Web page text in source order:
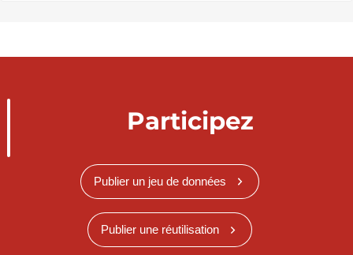
Participez
Publier un jeu de données
Publier une réutilisation